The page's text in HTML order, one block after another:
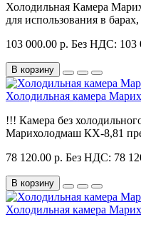
Холодильная Камера
для использования в
103 000.00 р. Без НДС: 103
В корзину
Холодильная камера
!!! Камера без
Марихолодмаш КХ-8,81
78 120.00 р. Без НДС: 78
В корзину
Холодильная камера